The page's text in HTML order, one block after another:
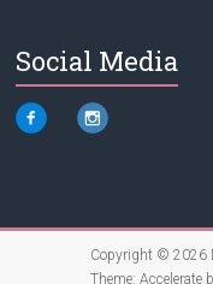
Social Media
Copyright © 2026
Theme: Accelerate